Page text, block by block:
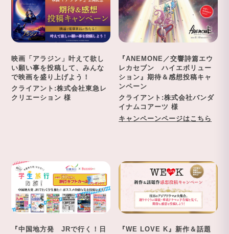
映画「アラジン」叶えて欲し
い願い事を投稿して、みんな
で映画を盛り上げよう！
クライアント:株式会社東急レ
クリエーション 様
『ANEMONE／交響詩篇エウ
レカセブン ハイエボリュー
ション』期待＆感想投稿キャ
ンペーン
クライアント:株式会社バンダ
イナムコアーツ 様
キャンペーンページはこちら
『中国地方発 JRで行く！日
『WE LOVE K』新作＆話題